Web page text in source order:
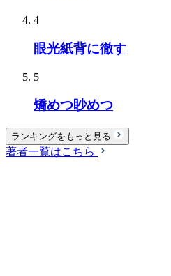
4
眼光紙背に徹す
5
矯めつ眇めつ
ランキングをもっと見る
著者一覧はこちら